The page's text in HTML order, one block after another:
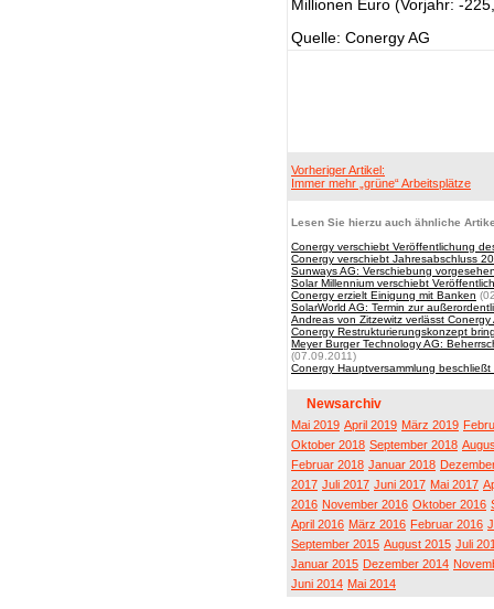
Millionen Euro (Vorjahr: -
Quelle: Conergy AG
Vorheriger Artikel:
Immer mehr „grüne“ Arbeitsplätze
Lesen Sie hierzu auch ähnliche
Conergy verschiebt Veröffentlichung
Conergy verschiebt Jahresabschluss
Sunways AG: Verschiebung
Solar Millennium verschiebt
Conergy erzielt Einigung mit Banken
SolarWorld AG: Termin zur
Andreas von Zitzewitz verlässt Conergy
Conergy Restrukturierungskonzept
Meyer Burger Technology AG:
(07.09.2011)
Conergy Hauptversammlung
Newsarchiv
Mai 2019 April 2019 März 2019
Oktober 2018 September 2018
Februar 2018 Januar 2018
2017 Juli 2017 Juni 2017 Mai 2017
2016 November 2016 Oktober 2016
April 2016 März 2016 Februar 2016
September 2015 August 2015 Juli
Januar 2015 Dezember 2014
Juni 2014 Mai 2014